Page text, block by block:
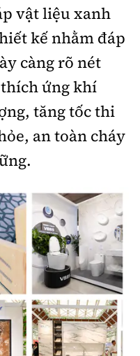
vật liệu xanh
kế nhằm đáp
càng rõ nét
ứng khí
tăng tốc thi
an toàn cháy